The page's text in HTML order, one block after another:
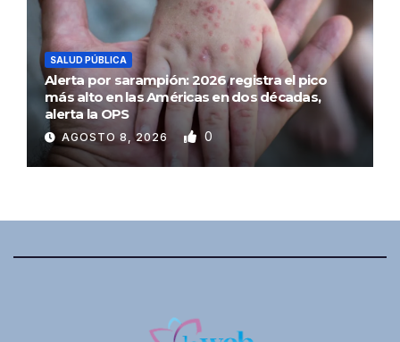
SALUD PÚBLICA
Alerta por sarampión: 2026 registra el pico
más alto en las Américas en dos décadas,
alerta la OPS
AGOSTO 8, 2026 0